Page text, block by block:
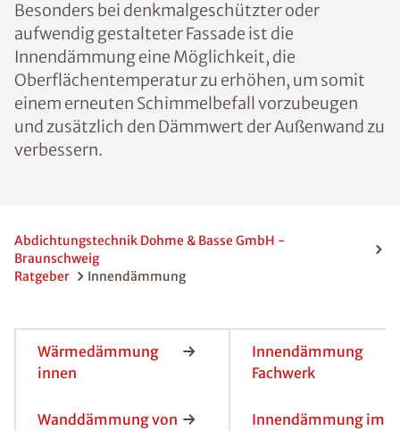
Besonders bei denkmalgeschützter oder
aufwendig gestalteter Fassade ist die
Innendämmung eine Möglichkeit, die
Oberflächentemperatur zu erhöhen, um somit
einem erneuten Schimmelbefall vorzubeugen
und zusätzlich den Dämmwert der Außenwand zu
verbessern.
Abdichtungstechnik Dohme & Basse GmbH -
Braunschweig
Ratgeber
Innendämmung
Wärmedämmung
innen
Wanddämmung von
Innendämmung
Fachwerk
Innendämmung im